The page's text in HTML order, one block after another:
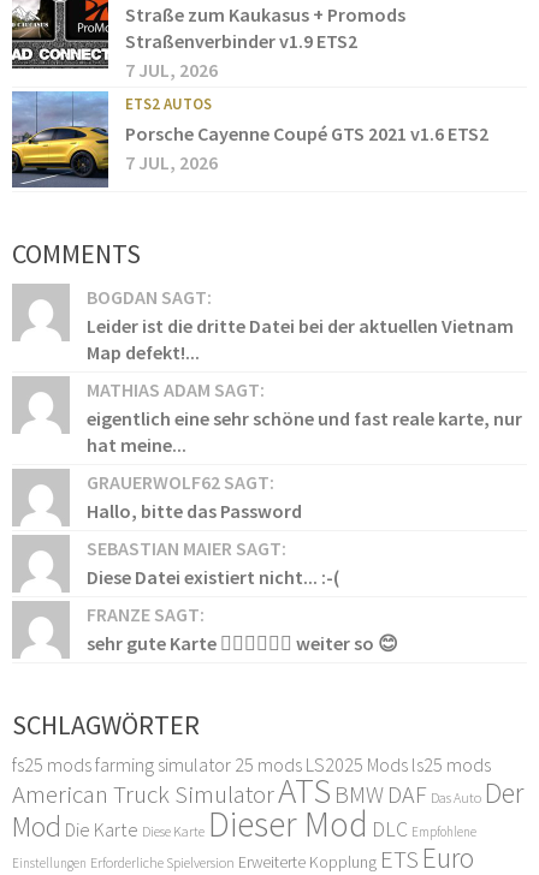
Straße zum Kaukasus + Promods
Straßenverbinder v1.9 ETS2
7 JUL, 2026
ETS2 AUTOS
Porsche Cayenne Coupé GTS 2021 v1.6 ETS2
7 JUL, 2026
COMMENTS
BOGDAN SAGT:
Leider ist die dritte Datei bei der aktuellen Vietnam
Map defekt!...
MATHIAS ADAM SAGT:
eigentlich eine sehr schöne und fast reale karte, nur
hat meine...
GRAUERWOLF62 SAGT:
Hallo, bitte das Password
SEBASTIAN MAIER SAGT:
Diese Datei existiert nicht... :-(
FRANZE SAGT:
sehr gute Karte 👍🏻👍🏻👍🏻 weiter so 😊
SCHLAGWÖRTER
fs25 modsfarming simulator 25 mods LS2025 Mods ls25 mods
American Truck SimulatorATS BMW DAF Das Auto Der
Mod Die Karte Diese Karte Dieser Mod DLC Empfohlene
Einstellungen Erforderliche Spielversion Erweiterte Kopplung ETS Euro